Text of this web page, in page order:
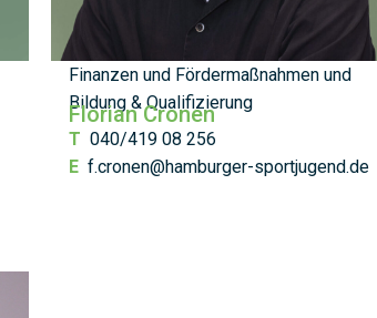
Finanzen und Fördermaßnahmen und
Bildung & Qualifizierung
Florian Cronen
T 040/419 08 256
E f.cronen@hamburger-sportjugend.de